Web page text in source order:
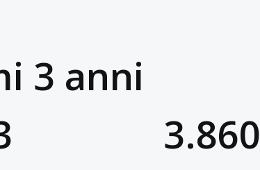
3 anni
3.860